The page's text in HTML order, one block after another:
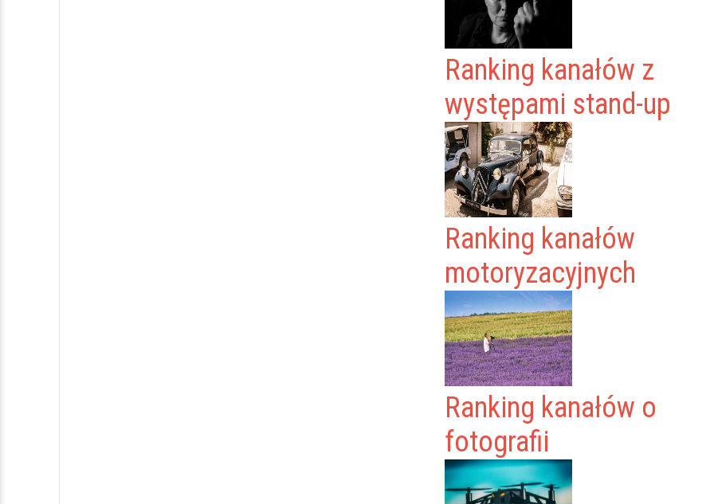
Ranking kanałów z
występami stand-up
Ranking kanałów
motoryzacyjnych
Ranking kanałów o
fotografii